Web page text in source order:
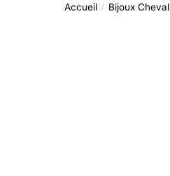
Accueil / Bijoux Cheval